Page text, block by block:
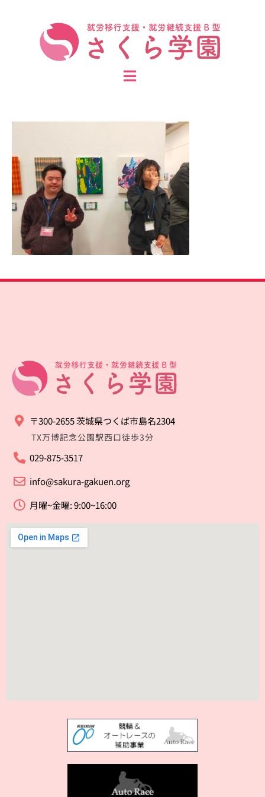
〒300-2655 茨城県つくば市島名2304
TX万博記念公園駅西口徒歩3分
029-875-3517
info@sakura-gakuen.org
月曜~金曜: 9:00~16:00